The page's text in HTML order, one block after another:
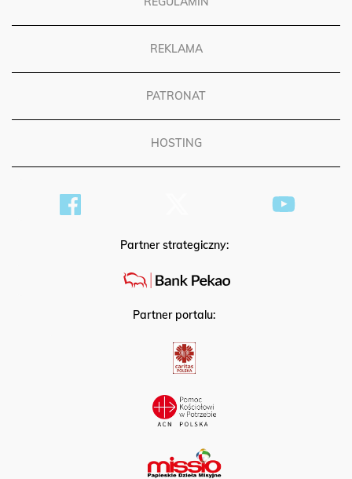
Partner strategiczny:
Partner portalu: